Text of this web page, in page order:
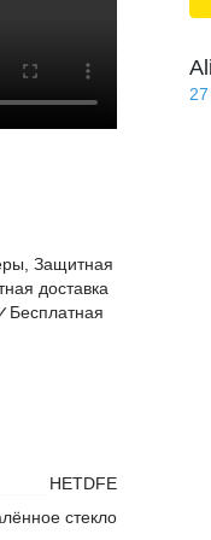
27
HETDFE
стекло
Защитная
доставка